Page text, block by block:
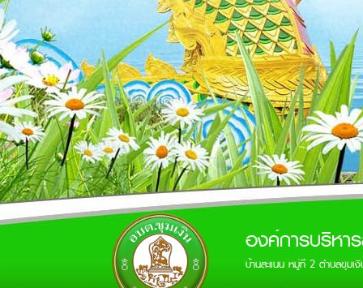
องค์การบริหา
บ้านสะแนน หมู่ที่ 2 ตำบลขุมเ